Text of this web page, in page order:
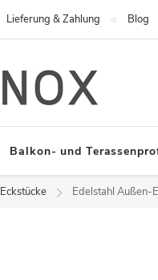
Lieferung & Zahlung Blog
Balkon- und
Eckstücke Edelstahl Außen-